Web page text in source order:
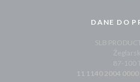
DANE DO
SLB
87-100
11 1140 2004